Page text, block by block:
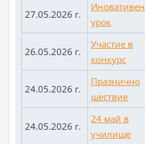
27.05.2026 г.
Иновативен
урок
26.05.2026 г.
Участие в
конкурс
24.05.2026 г.
Празнично
шествие
24.05.2026 г.
24 май в
училище